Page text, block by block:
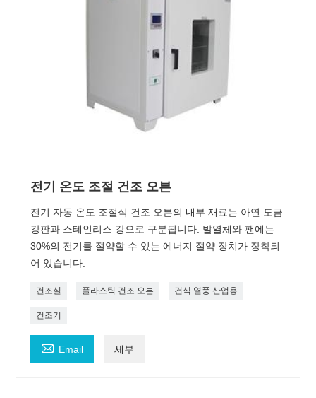
전기 온도 조절 건조 오븐
전기 자동 온도 조절식 건조 오븐의 내부 재료는 아연 도금
강판과 스테인리스 강으로 구분됩니다. 발열체와 팬에는
30%의 전기를 절약할 수 있는 에너지 절약 장치가 장착되
어 있습니다.
건조실 플라스틱 건조 오븐 건식 열풍 산업용
건조기
 Email 세부